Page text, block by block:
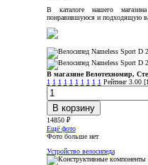
В каталоге нашего
понравившуюся и подходящую
В магазине Велотехномир,
1 1 1 1 1 1 1 1 1 1 Рейтинг 3.00
14850 ₽
Ещё фото
Фото больше нет
Устройство велосипеда